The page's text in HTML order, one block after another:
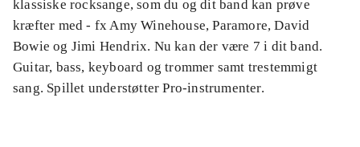
klassiske rocksange, som du og dit band kan prøve
kræfter med - fx Amy Winehouse, Paramore, David
Bowie og Jimi Hendrix. Nu kan der være 7 i dit band.
Guitar, bass, keyboard og trommer samt trestemmigt
sang. Spillet understøtter Pro-instrumenter.